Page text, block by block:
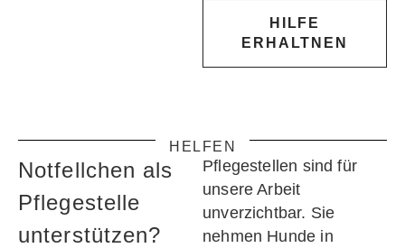
HILFE
ERHALTNEN
HELFEN
Notfellchen als
Pflegestelle
unterstützen?
Pflegestellen sind für
unsere Arbeit
unverzichtbar. Sie
nehmen Hunde in